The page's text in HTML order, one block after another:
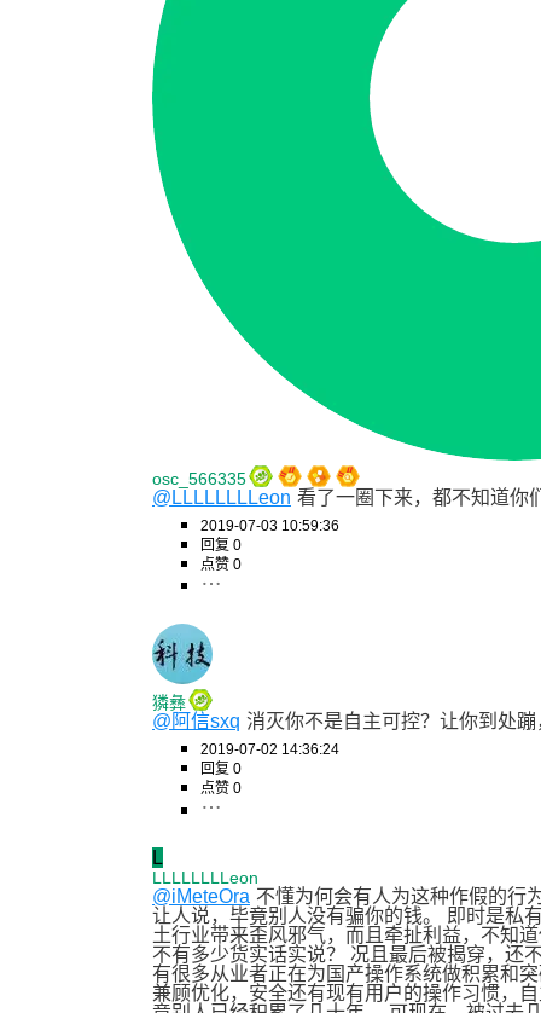
osc_566335
@LLLLLLLLeon 看了一圈下来，都不知道你
2019-07-03 10:59:36
回复 0
点赞 0
獜彝
@阿信sxq 消灭你不是自主可控？让你到处
2019-07-02 14:36:24
回复 0
点赞 0
L
LLLLLLLLeon
@iMeteOra 不懂为何会有人为这种作假的行
让人说，毕竟别人没有骗你的钱。 即时是私
土行业带来歪风邪气，而且牵扯利益，不知
不有多少货实话实说？ 况且最后被揭穿，还
有很多从业者正在为国产操作系统做积累和
兼顾优化，安全还有现有用户的操作习惯，